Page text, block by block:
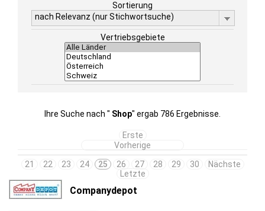
Sortierung
nach Relevanz (nur Stichwortsuche)
Vertriebsgebiete
Ihre Suche nach " Shop" ergab 786 Ergebnisse.
Erste
Vorherige
21
22 23 24 25 26 27 28 29 30
Nächste
Letzte
Companydepot